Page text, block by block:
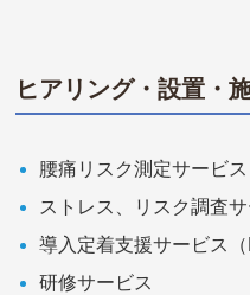
ヒアリング・設置・
腰痛リスク測定サービ
ストレス、リスク調査サ
導入定着支援サービス（
研修サービス